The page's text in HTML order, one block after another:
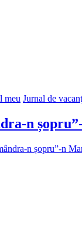
meu Jurnal de
n
n șopru”-n